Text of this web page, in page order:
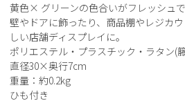
黄色× グリーンの色合いがフレッシュで
壁やドアに飾ったり、商品棚やレジカ
しい店舗ディスプレイに。
ポリエステル・プラスチック・ラタン(
直径30×奥行7cm
重量：約0.2kg
ひも付き